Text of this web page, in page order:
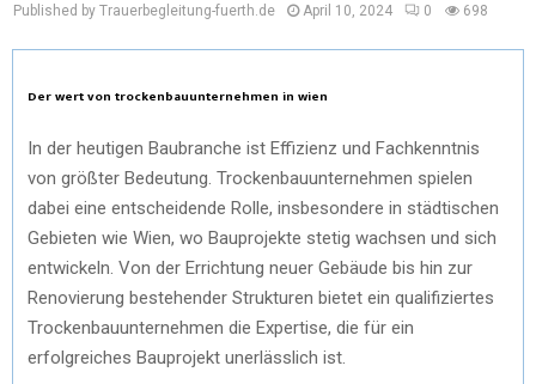
Published by Trauerbegleitung-fuerth.de April 10, 2024 0 698
Der wert von trockenbauunternehmen in wien
In der heutigen Baubranche ist Effizienz und Fachkenntnis
von größter Bedeutung. Trockenbauunternehmen spielen
dabei eine entscheidende Rolle, insbesondere in städtischen
Gebieten wie Wien, wo Bauprojekte stetig wachsen und sich
entwickeln. Von der Errichtung neuer Gebäude bis hin zur
Renovierung bestehender Strukturen bietet ein qualifiziertes
Trockenbauunternehmen die Expertise, die für ein
erfolgreiches Bauprojekt unerlässlich ist.